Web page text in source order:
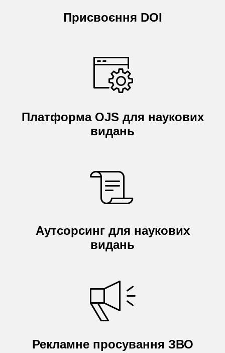
Присвоєння DOI
Платформа OJS для наукових
видань
Аутсорсинг для наукових
видань
Рекламне просування ЗВО